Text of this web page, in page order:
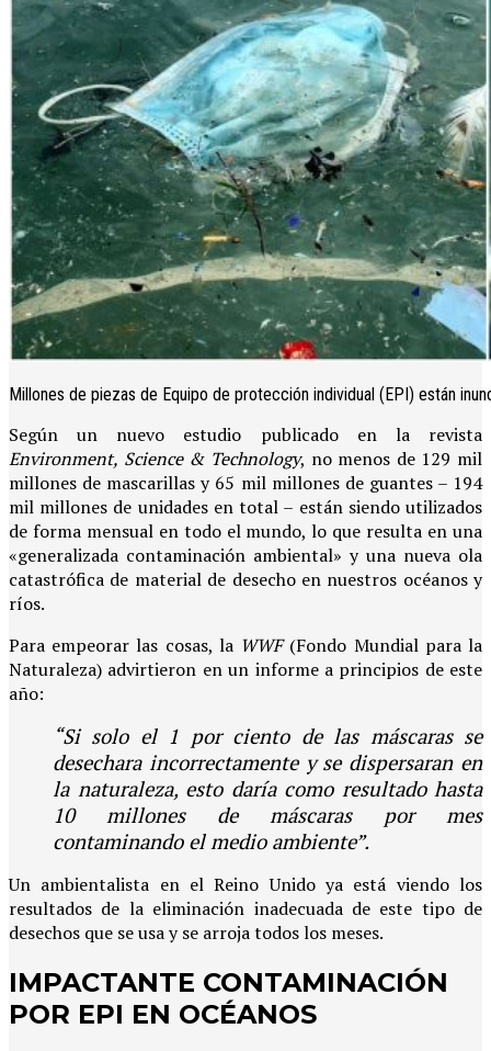
Millones de piezas de Equipo de protección individual (EPI) están
Según un nuevo estudio publicado en la revista
Environment, Science & Technology, no menos de 129 mil
millones de mascarillas y 65 mil millones de guantes – 194
mil millones de unidades en total – están siendo utilizados
de forma mensual en todo el mundo, lo que resulta en una
«generalizada contaminación ambiental» y una nueva ola
catastrófica de material de desecho en nuestros océanos y
ríos.
Para empeorar las cosas, la WWF(Fondo Mundial para la
Naturaleza) advirtieron en un informe a principios de este
año:
“Si solo el 1 por ciento de las máscaras se
desechara incorrectamente y se dispersaran en
la naturaleza, esto daría como resultado hasta
10 millones de máscaras por mes
contaminando el medio ambiente”.
Un ambientalista en el Reino Unido ya está viendo los
resultados de la eliminación inadecuada de este tipo de
desechos que se usa y se arroja todos los meses.
IMPACTANTE CONTAMINACIÓN
POR EPI EN OCÉANOS